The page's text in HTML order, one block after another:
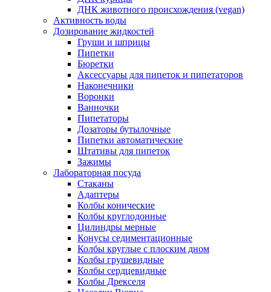
ДНК животного происхождения (vegan)
Активность воды
Дозирование жидкостей
Груши и шприцы
Пипетки
Бюретки
Аксессуары для пипеток и пипетаторов
Наконечники
Воронки
Ванночки
Пипетаторы
Дозаторы бутылочные
Пипетки автоматические
Штативы для пипеток
Зажимы
Лабораторная посуда
Стаканы
Адаптеры
Колбы конические
Колбы круглодонные
Цилиндры мерные
Конусы седиментационные
Колбы круглые с плоским дном
Колбы грушевидные
Колбы сердцевидные
Колбы Дрекселя